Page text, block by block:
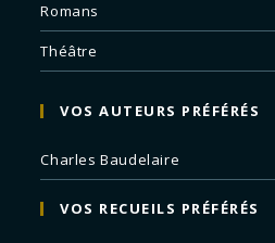
Romans
Théâtre
VOS AUTEURS PRÉFÉRÉS
Charles Baudelaire
VOS RECUEILS PRÉFÉRÉS